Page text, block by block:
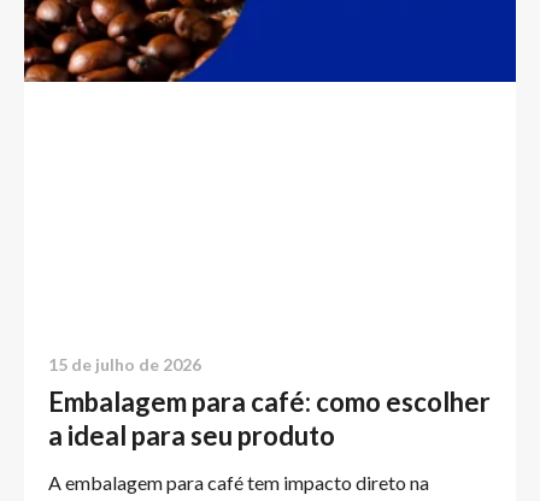
Embalagem para café: como escolher
a ideal para seu produto
15 de julho de 2026
A embalagem para café tem impacto direto na